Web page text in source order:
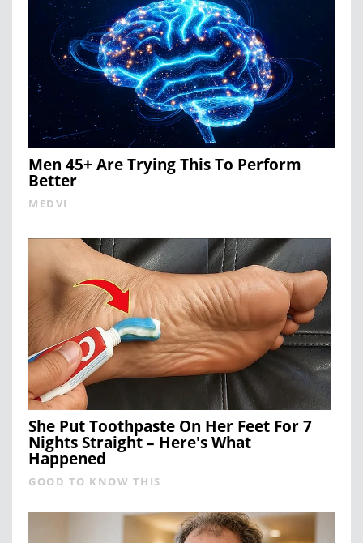
Men 45+ Are Trying This To Perform
Better
MEDVI
She Put Toothpaste On Her Feet For 7
Nights Straight – Here's What
Happened
GOOD TO KNOW THIS